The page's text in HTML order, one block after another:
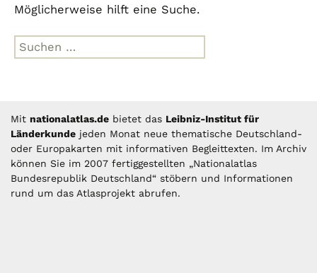
Möglicherweise hilft eine Suche.
Suche
nach:
Mit nationalatlas.de bietet das Leibniz-Institut für
Länderkunde jeden Monat neue thematische Deutschland-
oder Europakarten mit informativen Begleittexten. Im Archiv
können Sie im 2007 fertiggestellten „Nationalatlas
Bundesrepublik Deutschland“ stöbern und Informationen
rund um das Atlasprojekt abrufen.